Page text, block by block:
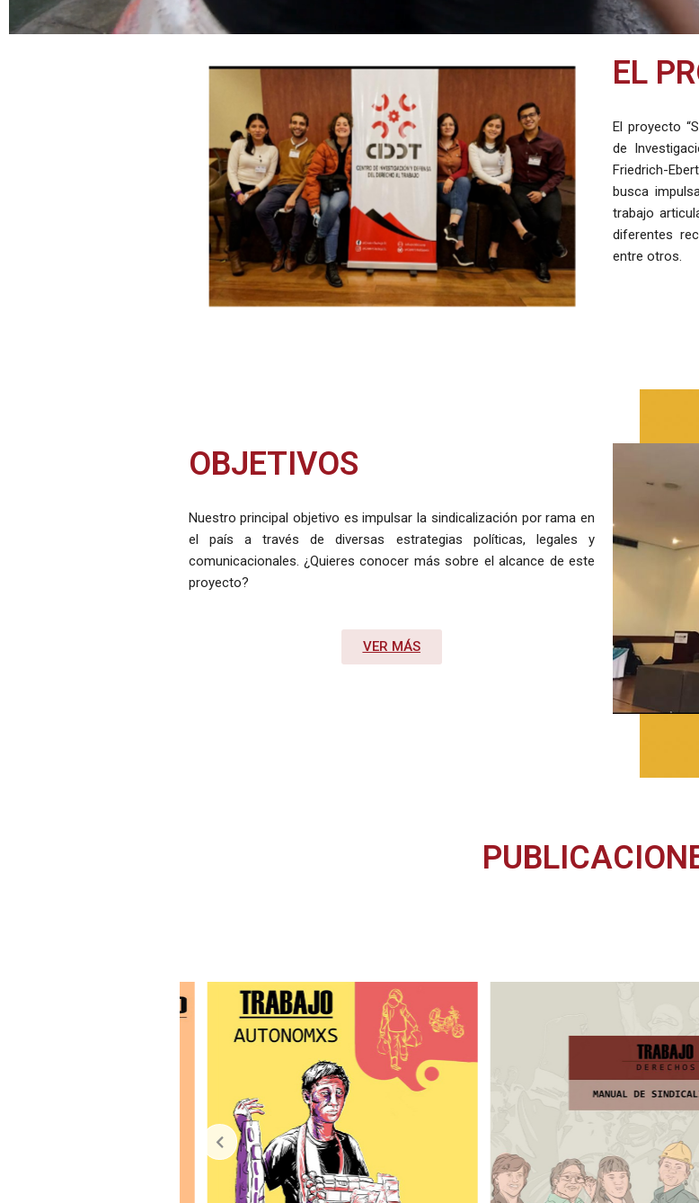
EL
El proyecto
de
Friedrich-
busca
trabajo
diferentes
entre otros.
OBJETIVOS
Nuestro principal objetivo es impulsar la sindicalización por rama en
el país a través de diversas estrategias políticas, legales y
comunicacionales. ¿Quieres conocer más sobre el alcance de este
proyecto?
VER MÁS